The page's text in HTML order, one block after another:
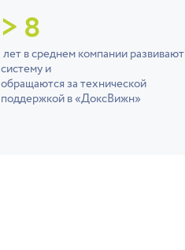
> 8
лет в среднем компании развивают
систему и
обращаются за технической
поддержкой в «ДоксВижн»